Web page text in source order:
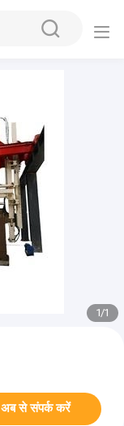
1/1
अब से संपर्क करें